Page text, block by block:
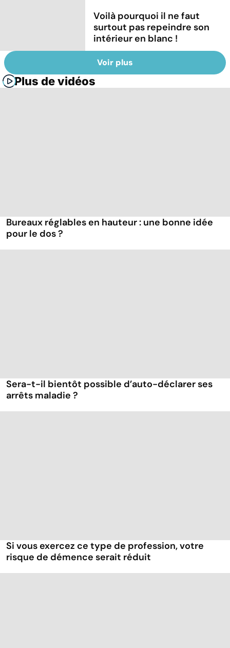
Voilà pourquoi il ne faut
surtout pas repeindre son
intérieur en blanc !
Voir plus
Plus de vidéos
Bureaux réglables en hauteur : une bonne idée
pour le dos ?
Sera-t-il bientôt possible d’auto-déclarer ses
arrêts maladie ?
Si vous exercez ce type de profession, votre
risque de démence serait réduit